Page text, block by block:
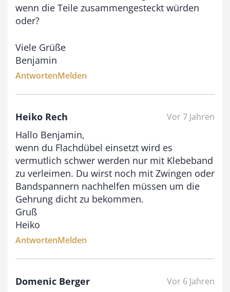
wenn die Teile zusammengesteckt würden
oder?
Viele Grüße
Benjamin
AntwortenMelden
Heiko Rech Vor 7 Jahren
Hallo Benjamin,
wenn du Flachdübel einsetzt wird es
vermutlich schwer werden nur mit Klebeband
zu verleimen. Du wirst noch mit Zwingen oder
Bandspannern nachhelfen müssen um die
Gehrung dicht zu bekommen.
Gruß
Heiko
AntwortenMelden
Domenic Berger Vor 6 Jahren